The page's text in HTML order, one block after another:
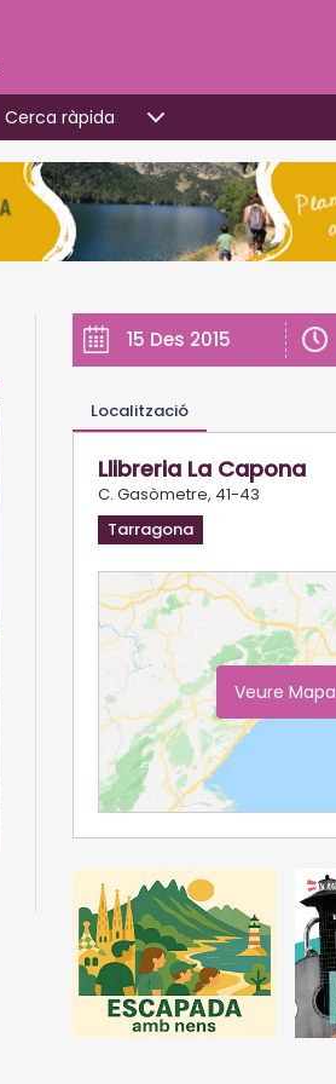
Cerca ràpida
15 Des 2015
Localització
Llibreria La Capona
C. Gasòmetre, 41-43
Tarragona
Veure Mapa